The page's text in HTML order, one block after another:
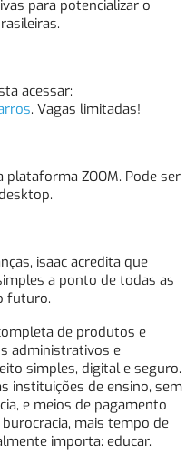
para potencializar o
acessar:
. Vagas limitadas!
ZOOM. Pode ser
isaac acredita que
a ponto de todas as
futuro.
de produtos e
administrativos e
simples, digital e seguro.
instituições de ensino, sem
e meios de pagamento
mais tempo de
importa: educar.